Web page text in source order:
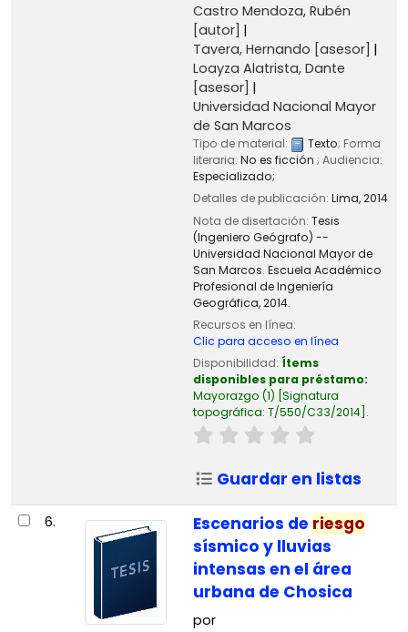
Castro Mendoza, Rubén
[autor]
Tavera, Hernando [asesor]
Loayza Alatrista, Dante
[asesor]
Universidad Nacional Mayor
de San Marcos
Tipo de material: Texto; Forma
literaria: No es ficción ; Audiencia:
Especializado;
Detalles de publicación: Lima,2014
Nota de disertación: Tesis
(Ingeniero Geógrafo) --
Universidad Nacional Mayor de
San Marcos. Escuela Académico
Profesional de Ingeniería
Geográfica, 2014.
Recursos en línea:
Clic para acceso en línea
Disponibilidad: Ítems
disponibles para préstamo:
Mayorazgo (1) Signatura
topográfica: T/550/C33/2014 .
Guardar en listas
6. Escenarios de riesgo
sísmico y lluvias
intensas en el área
urbana de Chosica
por